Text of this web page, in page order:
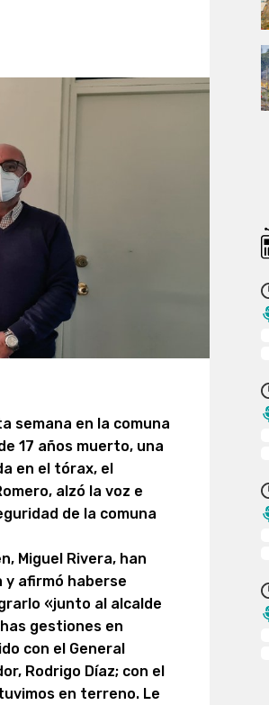
semana en la comuna
17 años muerto, una
en el tórax, el
alzó la voz e
de la comuna
Miguel Rivera, han
afirmó haberse
«junto al alcalde
gestiones en
con el General
Rodrigo Díaz; con el
en terreno. Le